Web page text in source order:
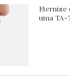
Eternize
uma TA-